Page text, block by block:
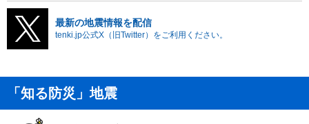
最新の地震情報を配信
tenki.jp公式X（旧Twitter）をご利用ください。
「知る防災」地震